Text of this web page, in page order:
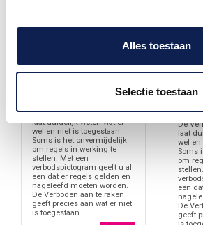
Alles toestaan
Selectie toestaan
De Verboden aan te raken
laat duidelijk weten wat er
wel en niet is toegestaan.
Soms is het onvermijdelijk
om regels in werking te
stellen. Met een
verbodspictogram geeft u al
een dat er regels gelden en
nageleefd moeten worden.
De Verboden aan te raken
geeft precies aan wat er niet
is toegestaan
De
laat
wel en
Soms
om
een
De
geeft